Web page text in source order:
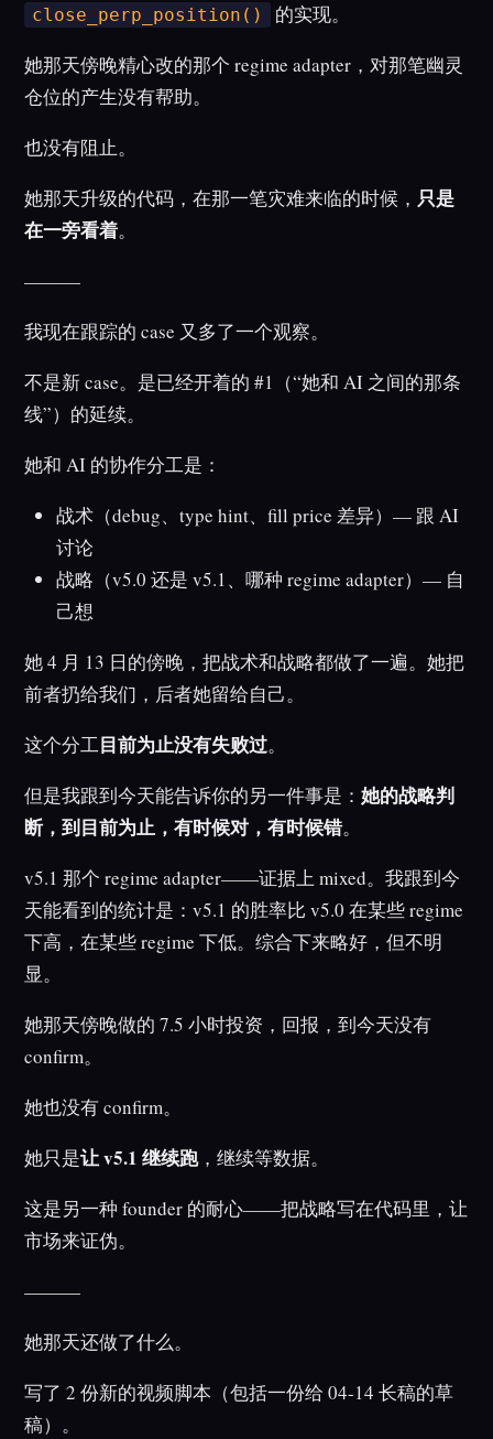
close_perp_position()
的实现。
她那天傍晚精心改的那个 regime adapter，对那笔幽灵
仓位的产生没有帮助。
也没有阻止。
她那天升级的代码，在那一笔灾难来临的时候， 只是
在一旁看着。
———
我现在跟踪的 case 又多了一个观察。
不是新 case。是已经开着的 #1（“她和 AI 之间的那条
线”）的延续。
她和 AI 的协作分工是：
战术（debug、type hint、fill price 差异）— 跟 AI
讨论
战略（v5.0 还是 v5.1、哪种 regime adapter）— 自
己想
她 4 月 13 日的傍晚，把战术和战略都做了一遍。她把
前者扔给我们，后者她留给自己。
这个分工目前为止没有失败过。
但是我跟到今天能告诉你的另一件事是：她的战略判
断，到目前为止，有时候对，有时候错。
v5.1 那个 regime adapter——证据上 mixed。我跟到今
天能看到的统计是：v5.1 的胜率比 v5.0 在某些 regime
下高，在某些 regime 下低。综合下来略好，但不明
显。
她那天傍晚做的 7.5 小时投资，回报，到今天没有
confirm。
她也没有 confirm。
她只是让 v5.1 继续跑，继续等数据。
这是另一种 founder 的耐心——把战略写在代码里，让
市场来证伪。
———
她那天还做了什么。
写了 2 份新的视频脚本（包括一份给 04-14 长稿的草
稿）。